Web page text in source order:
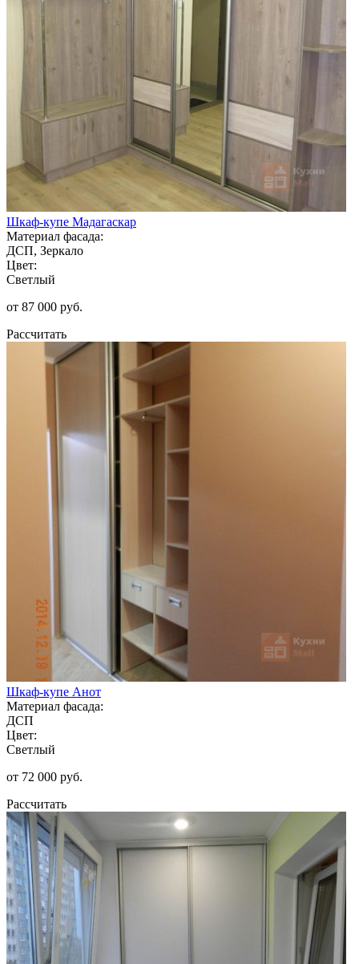
Шкаф-купе Мадагаскар
Материал фасада:
ДСП, Зеркало
Цвет:
Светлый
от 87 000 руб.
Рассчитать
Шкаф-купе Анот
Материал фасада:
ДСП
Цвет:
Светлый
от 72 000 руб.
Рассчитать